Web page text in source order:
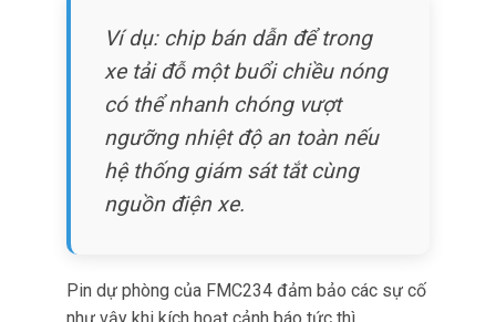
nhanh lão hóa, kích hoạt phản ứng hóa học
trong pin hoặc gây sốc nhiệt trong vỏ bán dẫn.
Độ nhạy cảm này đòi hỏi thiết bị giám sát có
độ chính xác đo lường đặc biệt và phạm vi
hoạt động phù hợp.
nhiệt độ được chứng nhận ±0,5 °C.
Do đó chúng đáp ứng yêu cầu độ chính xác